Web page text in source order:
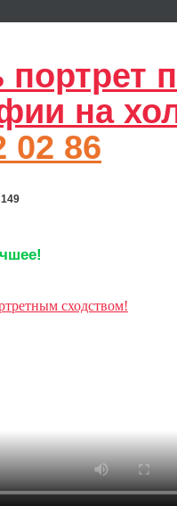
портрет
на
02 86
сходством!